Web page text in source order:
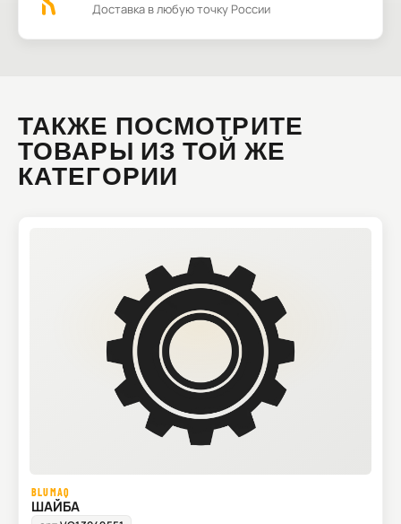
Доставка в любую точку России
ТАКЖЕ ПОСМОТРИТЕ
ТОВАРЫ ИЗ ТОЙ ЖЕ
КАТЕГОРИИ
BLUMAQ
ШАЙБА